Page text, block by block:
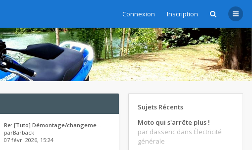
Connexion Inscription
Re: [Tuto] Démontage/changeme…
parBarback
07 févr. 2026, 15:24
Sujets Récents
Moto qui s'arrête plus !
par dasseric dans Électricité
générale